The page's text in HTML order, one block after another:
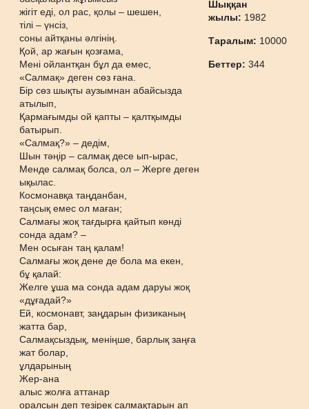
жігіт еді, ол рас, қолы – шешен,
тілі – үнсіз,
соны айтқаны әлгінің.
Қой, ар жағын қозғама,
Мені ойлантқан бұл да емес,
«Салмақ» деген сөз ғана.
Бір сөз шықты аузымнан абайсызда
атылып,
Қармағымды ой қапты – қалтқымды
батырып.
«Салмақ?» – дедім,
Шын тәңір – салмақ десе ып-ырас,
Менде салмақ болса, ол – Жерге деген
ықылас.
Космонавқа таңданбан,
таңсық емес ол маған;
Салмағы жоқ тағдырға қайтып көнді
сонда адам? –
Мен осыған таң қалам!
Салмағы жоқ дене де бола ма екен,
бұ қалай:
Желге ұша ма сонда адам даруы жоқ
«дұғадай?»
Ей, космонавт, заңдарын физиканың
жатта бар,
Салмақсыздық, меніңше, барлық заңға
жат болар,
ұлдарының
Жер-ана
алыс жолға аттанар
оралсын деп тезірек салмақтарын ап
Шыққан
жылы: 1982
Таралым: 10000
Беттер:344